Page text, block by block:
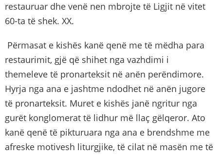
restauruar dhe venë nen mbrojte të Ligjit në vitet
60-ta të shek. XX.
Përmasat e kishës kanë qenë me të mëdha para
restaurimit, gjë që shihet nga vazhdimi i
themeleve të pronarteksit në anën perëndimore.
Hyrja nga ana e jashtme ndodhet në anën jugore
të pronarteksit. Muret e kishës janë ngritur nga
gurët konglomerat të lidhur më llaç gëlqeror. Ato
kanë qenë të pikturuara nga ana e brendshme me
afreske motivesh liturgjike, të cilat në masën me të